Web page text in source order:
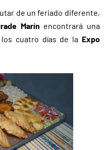
de un feriado diferente,
Marín encontrará una
cuatro días de la Expo